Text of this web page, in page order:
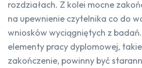
rozdziałach. Z kolei mocne
na upewnienie czytelnika co do
wniosków wyciągniętych z
elementy pracy dyplomowej,
zakończenie, powinny być